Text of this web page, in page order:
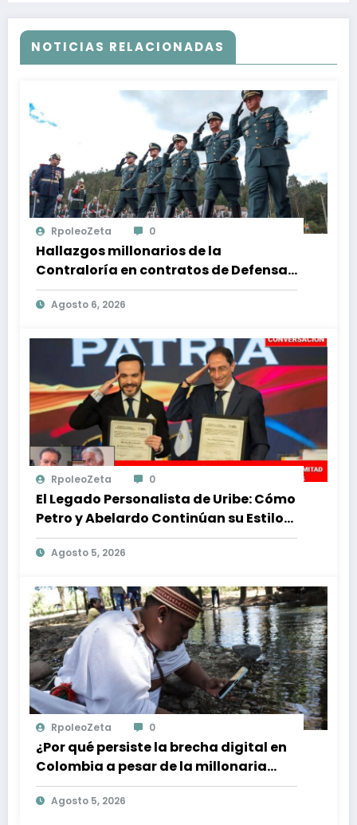
NOTICIAS RELACIONADAS
RpoleoZeta 0
Hallazgos millonarios de la
Contraloría en contratos de Defensa:
$1 billón en riesgo y denuncias
alarmantes
Agosto 6, 2026
RpoleoZeta 0
El Legado Personalista de Uribe: Cómo
Petro y Abelardo Continúan su Estilo
de Gobierno
Agosto 5, 2026
RpoleoZeta 0
¿Por qué persiste la brecha digital en
Colombia a pesar de la millonaria
inversión en conectividad?
Agosto 5, 2026